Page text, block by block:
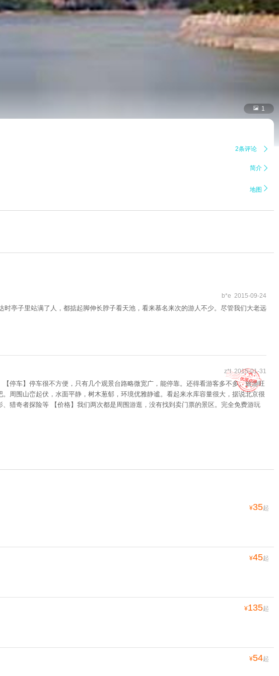
 1
2条评论 
简介 
地图 
b*e 2015-09-24
亭子里站满了人，都掂起脚伸长脖子看天池，看来慕名来次的游人不少。尽管我们大老远
z*t 2015-01-31
停车】停车很不方便，只有几个观景台路略微宽广，能停靠。还得看游客多不多。旅游旺
周围山峦起伏，水面平静，树木葱郁，环境优雅静谧。看起来水库容量很大，据说北京很
猎奇者探险等 【价格】我们两次都是周围游逛，没有找到卖门票的景区。完全免费游玩
¥35起
¥45起
¥135起
¥54起